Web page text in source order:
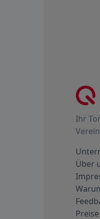
Ihr
Über
Preise